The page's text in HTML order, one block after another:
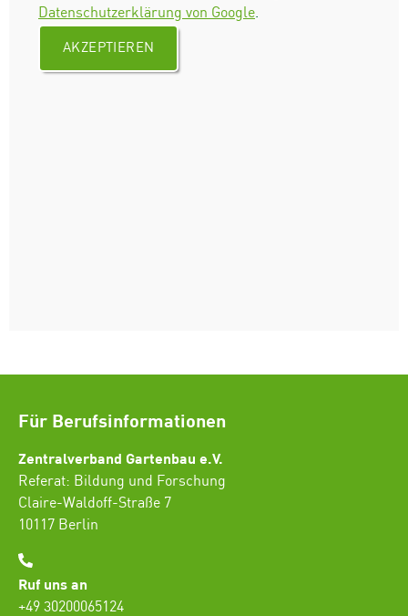
Datenschutzerklärung von Google.
AKZEPTIEREN
Für Berufsinformationen
Zentralverband Gartenbau e.V.
Referat: Bildung und Forschung
Claire-Waldoff-Straße 7
10117 Berlin
Ruf uns an
+49 30200065124